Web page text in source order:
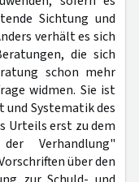
Sichtung und
verhält es sich
die sich
schon mehr
widmen. Sie ist
Systematik des
Urteils erst zu dem
Verhandlung"
über den